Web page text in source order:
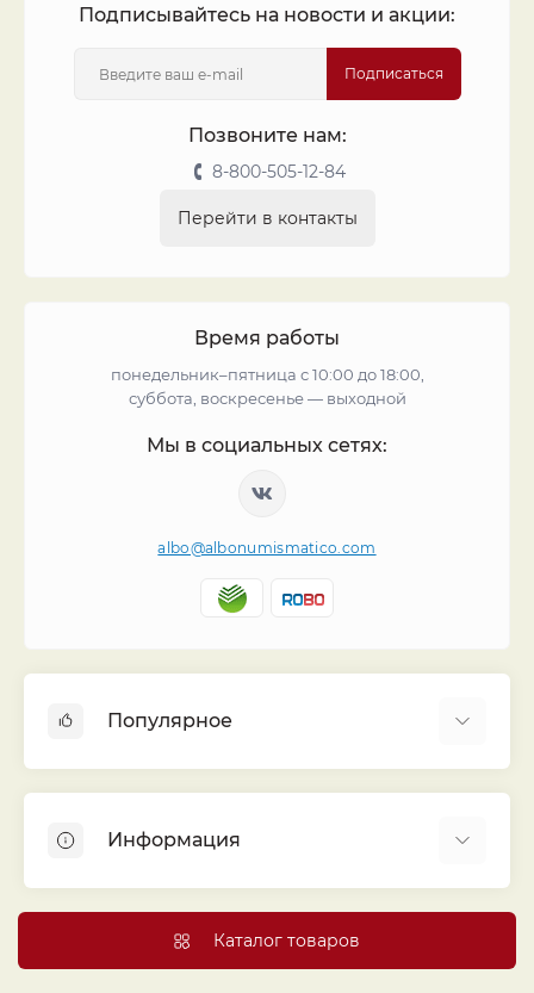
Подписывайтесь на новости и акции:
Подписаться
Позвоните нам:
8-800-505-12-84
Перейти в контакты
Время работы
понедельник–пятница с 10:00 до 18:00,
суббота, воскресенье — выходной
Мы в социальных сетях:
albo@albonumismatico.com
Популярное
Монеты
Банкноты
Листы для монет
Капсулы и холдеры
Информация
Договор публичной оферты
Каталог товаров